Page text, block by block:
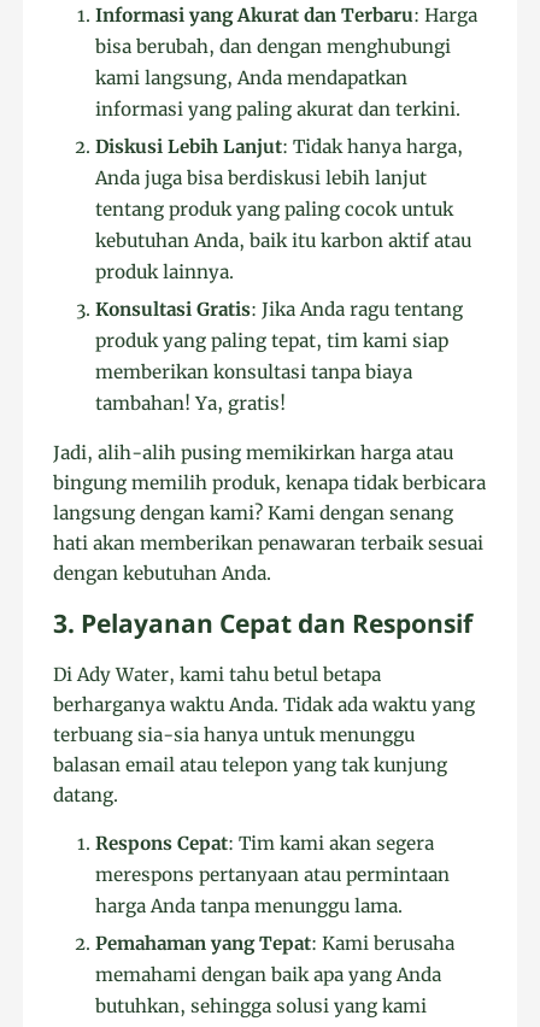
Informasi yang Akurat dan Terbaru: Harga
bisa berubah, dan dengan menghubungi
kami langsung, Anda mendapatkan
informasi yang paling akurat dan terkini.
Diskusi Lebih Lanjut: Tidak hanya harga,
Anda juga bisa berdiskusi lebih lanjut
tentang produk yang paling cocok untuk
kebutuhan Anda, baik itu karbon aktif atau
produk lainnya.
Konsultasi Gratis: Jika Anda ragu tentang
produk yang paling tepat, tim kami siap
memberikan konsultasi tanpa biaya
tambahan! Ya, gratis!
Jadi, alih-alih pusing memikirkan harga atau
bingung memilih produk, kenapa tidak berbicara
langsung dengan kami? Kami dengan senang
hati akan memberikan penawaran terbaik sesuai
dengan kebutuhan Anda.
3. Pelayanan Cepat dan Responsif
Di Ady Water, kami tahu betul betapa
berharganya waktu Anda. Tidak ada waktu yang
terbuang sia-sia hanya untuk menunggu
balasan email atau telepon yang tak kunjung
datang.
Respons Cepat: Tim kami akan segera
merespons pertanyaan atau permintaan
harga Anda tanpa menunggu lama.
Pemahaman yang Tepat: Kami berusaha
memahami dengan baik apa yang Anda
butuhkan, sehingga solusi yang kami